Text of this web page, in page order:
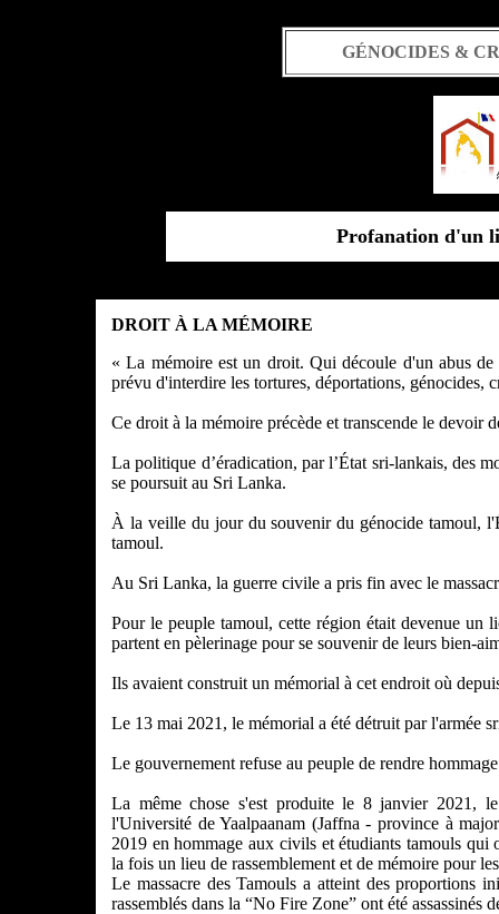
GÉNOCIDES &
Profanation d'un
DROIT À LA MÉMOIRE
« La mémoire est un droit. Qui découle d'un abus
prévu d'interdire les tortures, déportations, génocides,
Ce droit à la mémoire précède et transcende le devoir
La politique d’éradication, par l’État sri-lankais, des
se poursuit au Sri Lanka.
À la veille du jour du souvenir du génocide tamoul,
tamoul.
Au Sri Lanka, la guerre civile a pris fin avec le
Pour le peuple tamoul, cette région était devenue un
partent en pèlerinage pour se souvenir de leurs bien-
Ils avaient construit un mémorial à cet endroit où
Le 13 mai 2021, le mémorial a été détruit par l'armée
Le gouvernement refuse au peuple de rendre
La même chose s'est produite le 8 janvier 2021,
l'Université de Yaalpaanam (Jaffna - province à
2019 en hommage aux civils et étudiants tamouls
la fois un lieu de rassemblement et de mémoire pour
Le massacre des Tamouls a atteint des proportions
rassemblés dans la “No Fire Zone” ont été